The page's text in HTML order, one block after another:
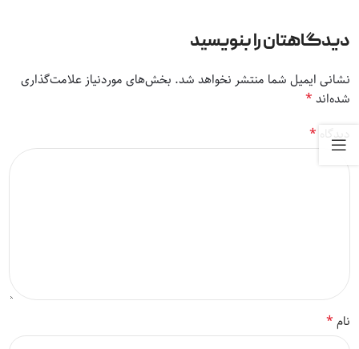
دیدگاهتان را بنویسید
نشانی ایمیل شما منتشر نخواهد شد. بخش‌های موردنیاز علامت‌گذاری
شده‌اند*
دیدگاه *
نام*